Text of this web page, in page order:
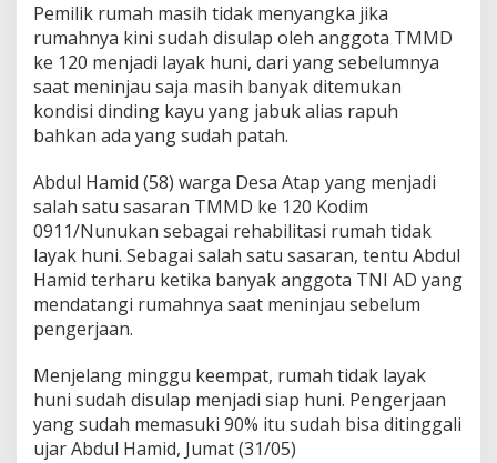
Pemilik rumah masih tidak menyangka jika
rumahnya kini sudah disulap oleh anggota TMMD
ke 120 menjadi layak huni, dari yang sebelumnya
saat meninjau saja masih banyak ditemukan
kondisi dinding kayu yang jabuk alias rapuh
bahkan ada yang sudah patah.
Abdul Hamid (58) warga Desa Atap yang menjadi
salah satu sasaran TMMD ke 120 Kodim
0911/Nunukan sebagai rehabilitasi rumah tidak
layak huni. Sebagai salah satu sasaran, tentu Abdul
Hamid terharu ketika banyak anggota TNI AD yang
mendatangi rumahnya saat meninjau sebelum
pengerjaan.
Menjelang minggu keempat, rumah tidak layak
huni sudah disulap menjadi siap huni. Pengerjaan
yang sudah memasuki 90% itu sudah bisa ditinggali
ujar Abdul Hamid, Jumat (31/05)